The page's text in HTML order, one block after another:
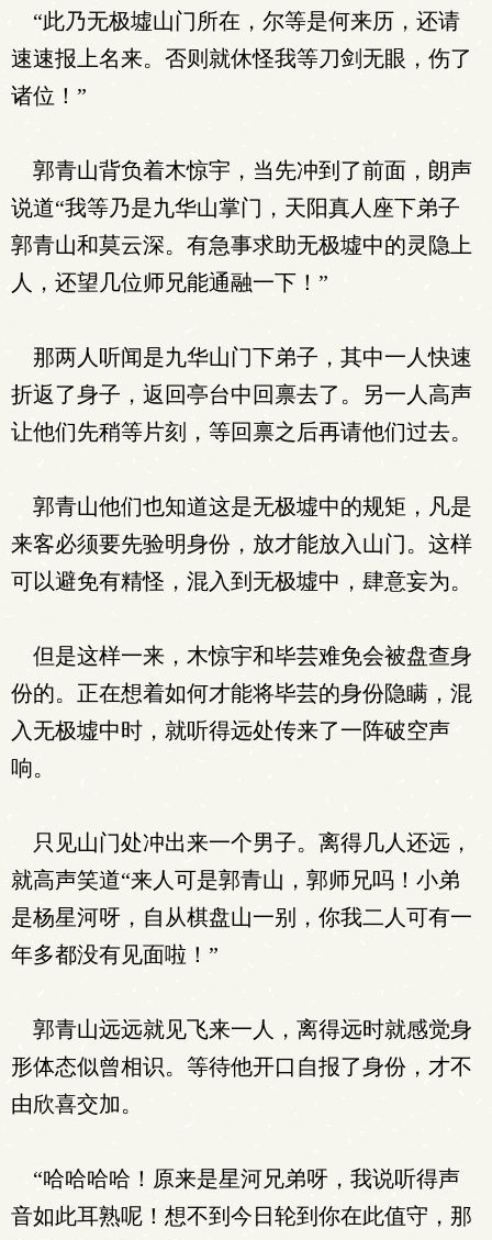
“此乃无极墟山门所在，尔等是何来历，还请
速速报上名来。否则就休怪我等刀剑无眼，伤了
诸位！”
郭青山背负着木惊宇，当先冲到了前面，朗声
说道“我等乃是九华山掌门，天阳真人座下弟子
郭青山和莫云深。有急事求助无极墟中的灵隐上
人，还望几位师兄能通融一下！”
那两人听闻是九华山门下弟子，其中一人快速
折返了身子，返回亭台中回禀去了。另一人高声
让他们先稍等片刻，等回禀之后再请他们过去。
郭青山他们也知道这是无极墟中的规矩，凡是
来客必须要先验明身份，放才能放入山门。这样
可以避免有精怪，混入到无极墟中，肆意妄为。
但是这样一来，木惊宇和毕芸难免会被盘查身
份的。正在想着如何才能将毕芸的身份隐瞒，混
入无极墟中时，就听得远处传来了一阵破空声
响。
只见山门处冲出来一个男子。离得几人还远，
就高声笑道“来人可是郭青山，郭师兄吗！小弟
是杨星河呀，自从棋盘山一别，你我二人可有一
年多都没有见面啦！”
郭青山远远就见飞来一人，离得远时就感觉身
形体态似曾相识。等待他开口自报了身份，才不
由欣喜交加。
“哈哈哈哈！原来是星河兄弟呀，我说听得声
音如此耳熟呢！想不到今日轮到你在此值守，那